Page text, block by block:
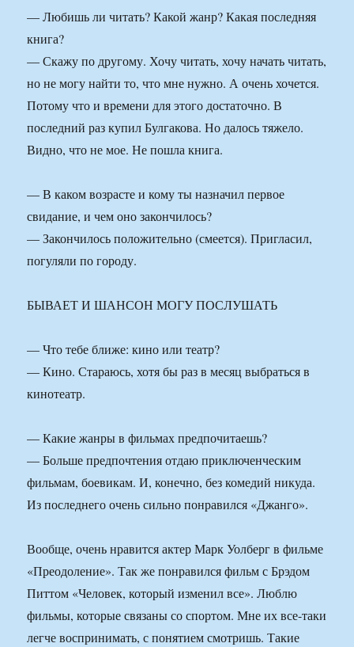
— Любишь ли читать? Какой жанр? Какая последняя
книга?
— Скажу по другому. Хочу читать, хочу начать читать,
но не могу найти то, что мне нужно. А очень хочется.
Потому что и времени для этого достаточно. В
последний раз купил Булгакова. Но далось тяжело.
Видно, что не мое. Не пошла книга.
— В каком возрасте и кому ты назначил первое
свидание, и чем оно закончилось?
— Закончилось положительно (смеется). Пригласил,
погуляли по городу.
БЫВАЕТ И ШАНСОН МОГУ ПОСЛУШАТЬ
— Что тебе ближе: кино или театр?
— Кино. Стараюсь, хотя бы раз в месяц выбраться в
кинотеатр.
— Какие жанры в фильмах предпочитаешь?
— Больше предпочтения отдаю приключенческим
фильмам, боевикам. И, конечно, без комедий никуда.
Из последнего очень сильно понравился «Джанго».
Вообще, очень нравится актер Марк Уолберг в фильме
«Преодоление». Так же понравился фильм с Брэдом
Питтом «Человек, который изменил все». Люблю
фильмы, которые связаны со спортом. Мне их все-таки
легче воспринимать, с понятием смотришь. Такие